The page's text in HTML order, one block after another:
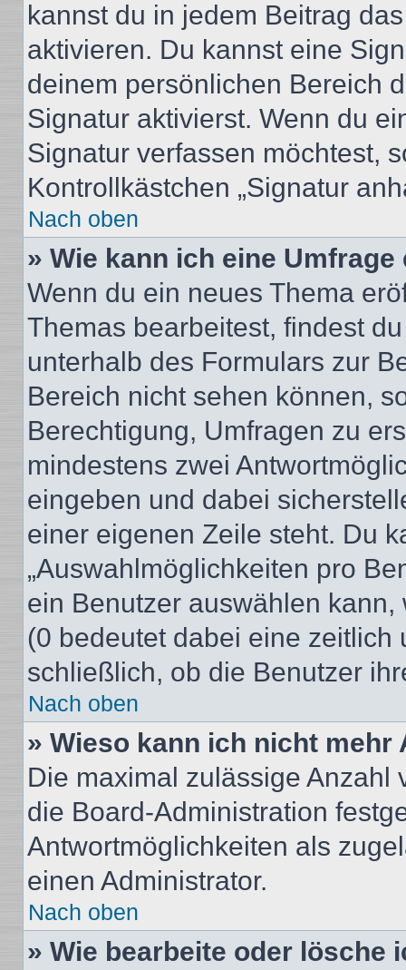
kannst du in jedem Beitrag
aktivieren. Du kannst eine
deinem persönlichen Bereich
Signatur aktivierst. Wenn du
Signatur verfassen möchtest,
Kontrollkästchen „Signatur
Nach oben
» Wie kann ich eine
Wenn du ein neues Thema
Themas bearbeitest, findest
unterhalb des Formulars zur
Bereich nicht sehen können,
Berechtigung, Umfragen zu
mindestens zwei
eingeben und dabei
einer eigenen Zeile steht. Du
„Auswahlmöglichkeiten pro
ein Benutzer auswählen
(0 bedeutet dabei eine
schließlich, ob die Benutzer
Nach oben
» Wieso kann ich nicht
Die maximal zulässige Anzahl
die Board-Administration
Antwortmöglichkeiten als
einen Administrator.
Nach oben
» Wie bearbeite oder lösche